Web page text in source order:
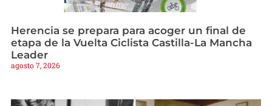
Herencia se prepara para acoger un final de
etapa de la Vuelta Ciclista Castilla-La Mancha
Leader
agosto 7, 2026